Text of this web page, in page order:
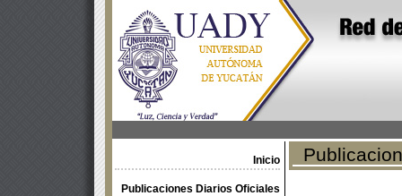
Inicio
Publicaciones Diarios Oficiales